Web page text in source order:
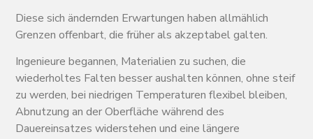
Diese sich ändernden Erwartungen haben allmählich
Grenzen offenbart, die früher als akzeptabel galten.
Ingenieure begannen, Materialien zu suchen, die
wiederholtes Falten besser aushalten können, ohne steif
zu werden, bei niedrigen Temperaturen flexibel bleiben,
Abnutzung an der Oberfläche während des
Dauereinsatzes widerstehen und eine längere